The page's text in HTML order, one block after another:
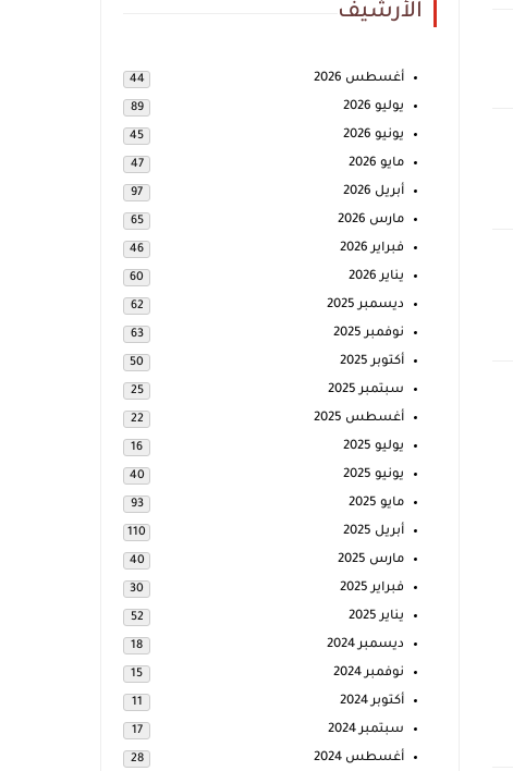
الأرشيف
أغسطس 2026 44
يوليو 2026 89
يونيو 2026 45
مايو 2026 47
أبريل 2026 97
مارس 2026 65
فبراير 2026 46
يناير 2026 60
ديسمبر 2025 62
نوفمبر 2025 63
أكتوبر 2025 50
سبتمبر 2025 25
أغسطس 2025 22
يوليو 2025 16
يونيو 2025 40
مايو 2025 93
أبريل 2025 110
مارس 2025 40
فبراير 2025 30
يناير 2025 52
ديسمبر 2024 18
نوفمبر 2024 15
أكتوبر 2024 11
سبتمبر 2024 17
أغسطس 2024 28